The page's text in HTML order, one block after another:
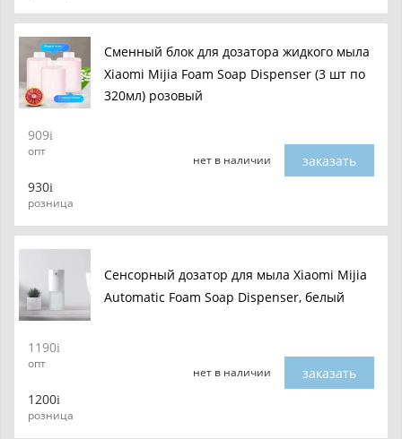
Сменный блок для дозатора жидкого мыла
Xiaomi Mijia Foam Soap Dispenser (3 шт по
320мл) розовый
909
опт
930
розница
нет в наличии заказать
Сенсорный дозатор для мыла Xiaomi Mijia
Automatic Foam Soap Dispenser, белый
1190
опт
1200
розница
нет в наличии заказать